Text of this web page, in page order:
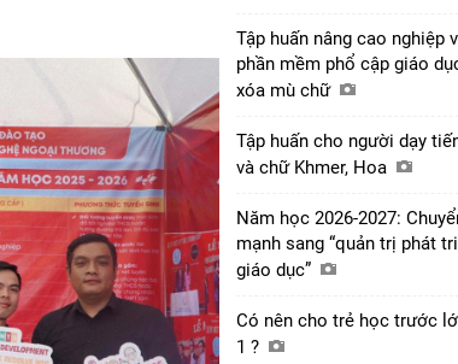
Tập huấn nâng cao nghiệp
phần mềm phổ cập giáo
xóa mù chữ
Tập huấn cho người dạy
và chữ Khmer, Hoa
Năm học 2026-2027:
mạnh sang “quản trị phát
giáo dục”
Có nên cho trẻ học trước
1 ?